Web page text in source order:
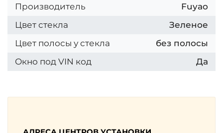
Производитель
Fuyao
Цвет стекла
Зеленое
Цвет полосы у стекла
без полосы
Окно под VIN код
Да